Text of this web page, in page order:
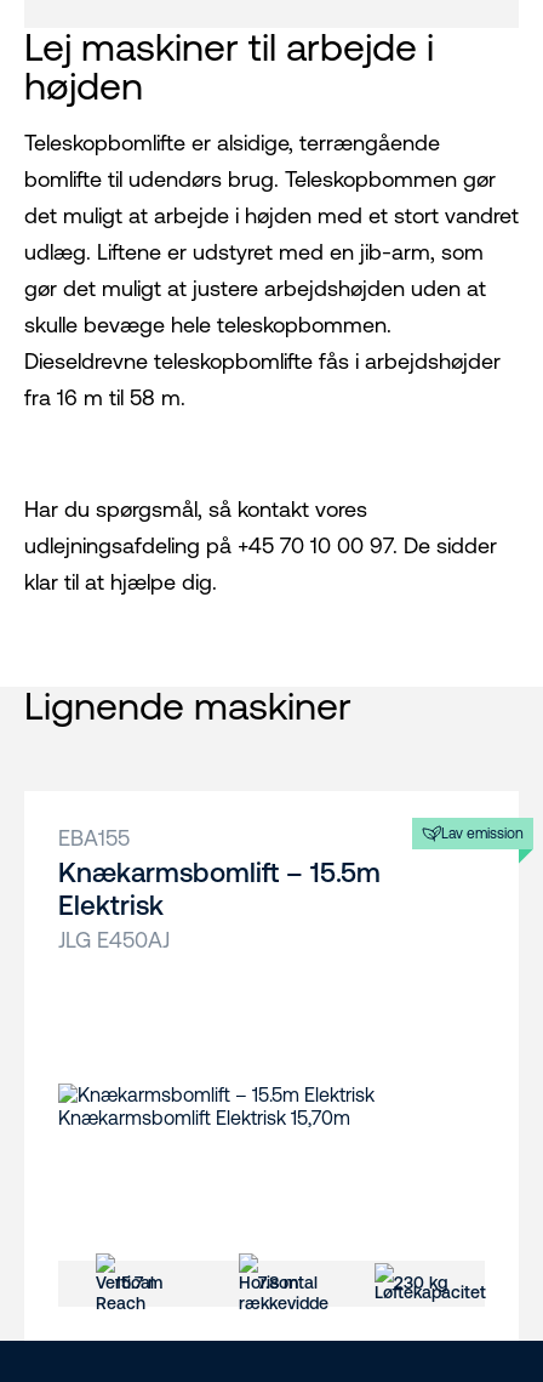
Lej maskiner til arbejde i
højden
Teleskopbomlifte er alsidige, terrængående
bomlifte til udendørs brug. Teleskopbommen gør
det muligt at arbejde i højden med et stort vandret
udlæg. Liftene er udstyret med en jib-arm, som
gør det muligt at justere arbejdshøjden uden at
skulle bevæge hele teleskopbommen.
Dieseldrevne teleskopbomlifte fås i arbejdshøjder
fra 16 m til 58 m.
Har du spørgsmål, så kontakt vores
udlejningsafdeling på +45 70 10 00 97. De sidder
klar til at hjælpe dig.
Lignende maskiner
Lav emission
EBA155
Knækarmsbomlift – 15.5m
Elektrisk
JLG E450AJ
15.7 m 7.8 m 230 kg